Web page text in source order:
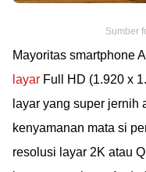
Sumber
Mayoritas smartphone
layar Full HD (1.920 x
layar yang super jernih
kenyamanan mata si
resolusi layar 2K atau